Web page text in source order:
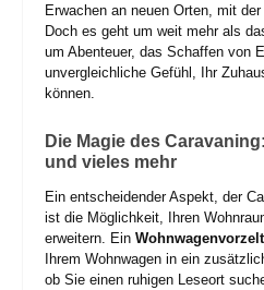
Erwachen an neuen Orten, mit
Doch es geht um weit mehr als
um Abenteuer, das Schaffen von
unvergleichliche Gefühl, Ihr
können.
Die Magie des
und vieles mehr
Ein entscheidender Aspekt, der
ist die Möglichkeit, Ihren
erweitern. Ein Wohnwagenvorzelt
Ihrem Wohnwagen in ein
ob Sie einen ruhigen Leseort